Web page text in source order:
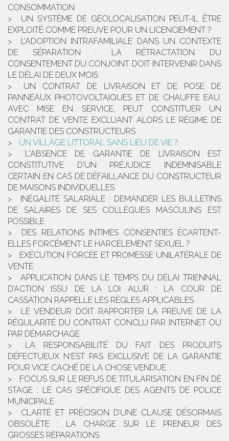
CONSOMMATION
UN SYSTÈME DE GÉOLOCALISATION PEUT-IL ÊTRE
EXPLOITÉ COMME PREUVE POUR UN LICENCIEMENT ?
L’ADOPTION INTRAFAMILIALE DANS UN CONTEXTE
DE SÉPARATION : LA RÉTRACTATION DU
CONSENTEMENT DU CONJOINT DOIT INTERVENIR DANS
LE DÉLAI DE DEUX MOIS
UN CONTRAT DE LIVRAISON ET DE POSE DE
PANNEAUX PHOTOVOLTAIQUES ET DE CHAUFFE EAU,
AVEC MISE EN SERVICE, PEUT CONSTITUER UN
CONTRAT DE VENTE EXCLUANT ALORS LE RÉGIME DE
GARANTIE DES CONSTRUCTEURS
UN VILLAGE LITTORAL SANS LIEU DE VIE ?
L'ABSENCE DE GARANTIE DE LIVRAISON EST
CONSTITUTIVE D'UN PRÉJUDICE INDEMNISABLE
CERTAIN EN CAS DE DÉFAILLANCE DU CONSTRUCTEUR
DE MAISONS INDIVIDUELLES
INÉGALITÉ SALARIALE : DEMANDER LES BULLETINS
DE SALAIRES DE SES COLLÈGUES MASCULINS EST
POSSIBLE
DES RELATIONS INTIMES CONSENTIES ÉCARTENT-
ELLES FORCÉMENT LE HARCÈLEMENT SEXUEL ?
EXÉCUTION FORCÉE ET PROMESSE UNILATÉRALE DE
VENTE
APPLICATION DANS LE TEMPS DU DÉLAI TRIENNAL
D’ACTION ISSU DE LA LOI ALUR : LA COUR DE
CASSATION RAPPELLE LES RÈGLES APPLICABLES
LE VENDEUR DOIT RAPPORTER LA PREUVE DE LA
RÉGULARITÉ DU CONTRAT CONCLU PAR INTERNET OU
PAR DÉMARCHAGE
LA RESPONSABILITÉ DU FAIT DES PRODUITS
DÉFECTUEUX N'EST PAS EXCLUSIVE DE LA GARANTIE
POUR VICE CACHÉ DE LA CHOSE VENDUE
FOCUS SUR LE REFUS DE TITULARISATION EN FIN DE
STAGE : LE CAS SPÉCIFIQUE DES AGENTS DE POLICE
MUNICIPALE
CLARTÉ ET PRÉCISION D’UNE CLAUSE DÉSORMAIS
OBSOLÈTE : LA CHARGE SUR LE PRENEUR DES
GROSSES RÉPARATIONS